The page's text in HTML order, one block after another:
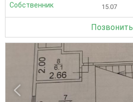
Собственник 15.07
Позвонить